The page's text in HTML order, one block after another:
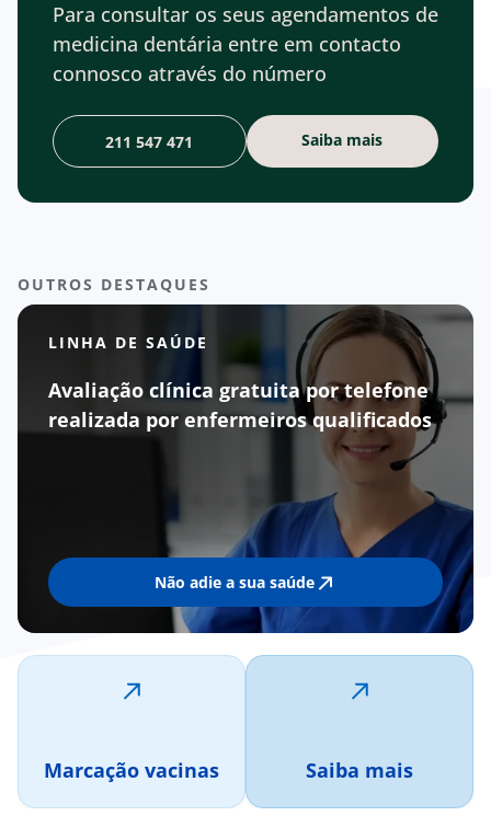
Para consultar os seus agendamentos de
medicina dentária entre em contacto
connosco através do número
211 547 471 Saiba mais
OUTROS DESTAQUES
LINHA DE SAÚDE
Não adie a sua saúde
Avaliação clínica gratuita por telefone
realizada por enfermeiros qualificados
Marcação vacinas Saiba mais